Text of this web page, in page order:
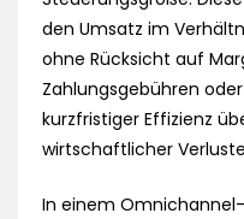
den Umsatz im
ohne Rücksicht auf
Zahlungsgebühren
kurzfristiger Effizienz
wirtschaftlicher
In einem